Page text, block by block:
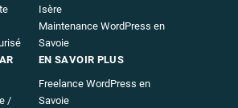
Isère
Maintenance WordPress en
Savoie
/
EN SAVOIR PLUS
Freelance WordPress en
Savoie